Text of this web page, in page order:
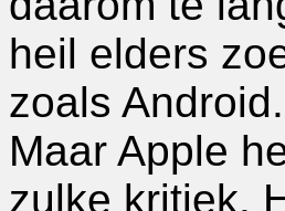
heil elders
zoals Android.
Maar Apple
zulke kritiek.